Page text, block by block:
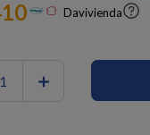
Davivienda
＋